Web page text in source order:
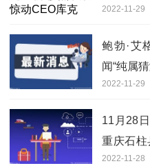
2022-11-29
鲍勃·艾
闻“纯属
2022-11-29
11月28
重庆石柱
讯
2022-11-28